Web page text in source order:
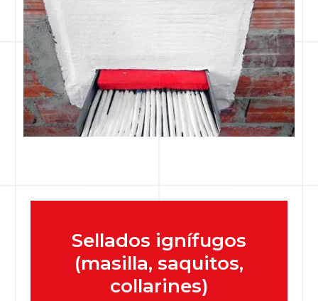
Sellados ignífugos
(masilla, saquitos,
collarines)